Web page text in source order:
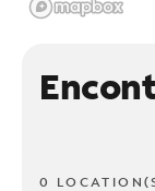
0